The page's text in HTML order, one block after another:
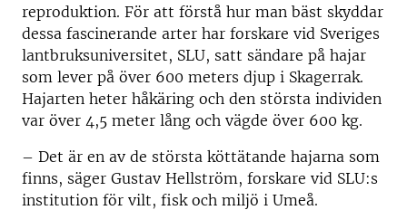
reproduktion. För att förstå hur man bäst skyddar
dessa fascinerande arter har forskare vid Sveriges
lantbruksuniversitet, SLU, satt sändare på hajar
som lever på över 600 meters djup i Skagerrak.
Hajarten heter håkäring och den största individen
var över 4,5 meter lång och vägde över 600 kg.
– Det är en av de största köttätande hajarna som
finns, säger Gustav Hellström, forskare vid SLU:s
institution för vilt, fisk och miljö i Umeå.